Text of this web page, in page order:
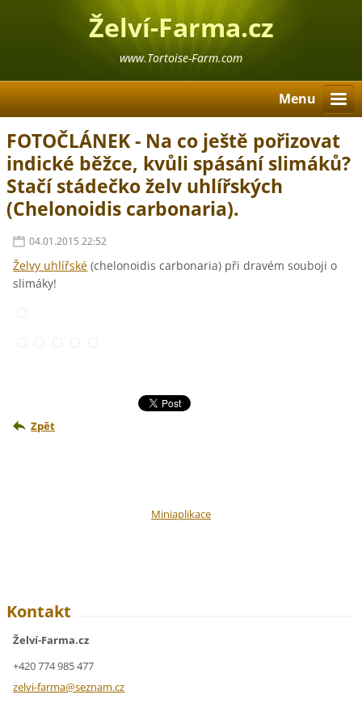
Želví-Farma.cz
www.Tortoise-Farm.com
Menu
FOTOČLÁNEK - Na co ještě pořizovat
indické běžce, kvůli spásání slimáků?
Stačí stádečko želv uhlířských
(Chelonoidis carbonaria).
04.01.2015 22:52
Želvy uhlířské (chelonoidis carbonaria) při dravém souboji o
slimáky!
Zpět
Miniaplikace
Kontakt
Želví-Farma.cz
+420 774 985 477
zelvi-farma@seznam.cz